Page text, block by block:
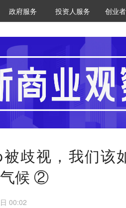
城市之窗
政府服务 VClub投资机构库
投资机构职位推介
投资人服务 创投
创业
被歧视，我们该
候 ②
00:02